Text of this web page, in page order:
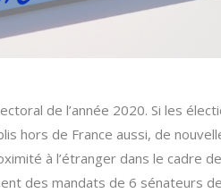
de l’année 2020. Si les
hors de France aussi, de
à l’étranger dans le cadre
des mandats de 6 sénateurs